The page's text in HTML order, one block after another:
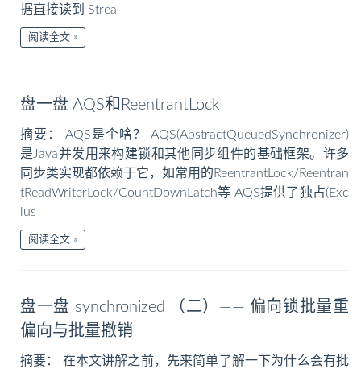
据直接读到 Strea
阅读全文
盘一盘 AQS和ReentrantLock
摘要： AQS是个啥？ AQS(AbstractQueuedSynchronizer)
是Java并发用来构建锁和其他同步组件的基础框架。许多
同步类实现都依赖于它，如常用的ReentrantLock/Reentran
tReadWriterLock/CountDownLatch等 AQS提供了独占(Exc
lus
阅读全文
盘一盘 synchronized （二）—— 偏向锁批量重
偏向与批量撤销
摘要： 在本文讲解之前，先来简单了解一下为什么会有批